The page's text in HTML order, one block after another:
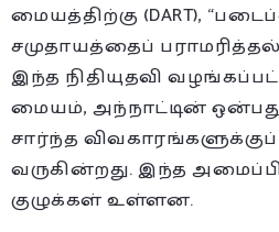
மையத்திற்கு (DART),
சமுதாயத்தைப்
இந்த நிதியுதவி
மையம், அந்நாட்டின்
சார்ந்த
வருகின்றது. இந்த
குழுக்கள் உள்ளன.